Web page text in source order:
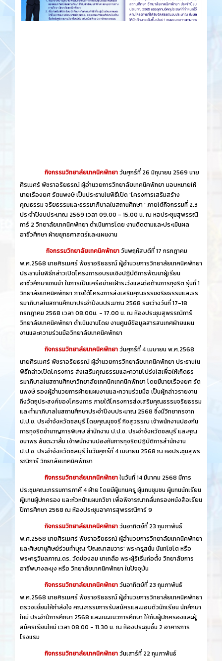
กิจกรรมวิทยาลัยเทคนิคพัทยาวันศุกร์​ที่ 26 ​มิถุนายน​ 2569 นาย
ศิรเมศร์ พัชราอริยธรณ์ ผู้อำนวยการวิทยาลัยเทคนิคพัทยา มอบหมายให้
นายเรืองยศ รัตนพงษ์ เป็นประธานในพิธีเปิด 'โครงการเสริมสร้าง
คุณธรรม จริยธรรมและธรรมาภิบาลในสถานศึกษา ' ภายใต้กิจกรรมที่ 2.3
ประจำปีงบประมาณ 2569 เวลา 09.00 - 15.00 น. ณ หอประชุมสุพรรณิ
การ์ 2 วิทยาลัยเทคนิคพัทยา ดำเนินการโดย งานติดตามและประเมินผล
อาชีวศึกษา ฝ่ายยุทธศาสตร์และแผนงาน
กิจกรรมวิทยาลัยเทคนิคพัทยาวันพฤหัสบดีที่ 17 กรกฎาคม
พ.ศ.2568 นายศิรเมศร์ พัชราอริยธรณ์ ผู้อำนวยการวิทยาลัยเทคนิคพัทยา
ประธานในพิธีกล่าวเปิดโครงการอบรมเชิงปฏิบัติการพัฒนาผู้เรียน
อาชีวศึกษาแกนนำ ในการเป็นเครือข่ายเฝ้าระวังและต่อต้านการทุจริต รุ่นที่ 1
วิทยาลัยเทคนิคพัทยา ภายใต้โครงการส่งเสริมคุณธรรมจริยธรรมและธร
รมาภิบาลในสถานศึกษาประจำปีงบประมาณ 2568 ระหว่างวันที่ 17-18
กรกฎาคม 2568 เวลา 08.00น. - 17.00 น. ณ ห้องประชุมสุพรรณิการ์
วิทยาลัยเทคนิคพัทยา ดำเนินงานโดย งานศูนย์ข้อมูลสารสนเทศฝ่ายแผน
งานและความร่วมมือวิทยาลัยเทคนิคพัทยา
กิจกรรมวิทยาลัยเทคนิคพัทยาวันศุกร์ที่ 4 เมษายน พ.ศ.2568
นายศิรเมศร์ พัชราอริยธรณ์ ผู้อำนวยการวิทยาลัยเทคนิคพัทยา ประธานใน
พิธีกล่าวเปิดโครงการ ส่งเสริมคุณธรรมและความโปร่งใสเพื่อให้เกิดธร
รมาภิบาลในสถานศึกษาวิทยาลัยเทคนิคเทคนิคพัทยา โดยมีนายเรืองยศ รัต
นพงษ์ รองผู้อำนวยการฝ่ายแผนงานและความร่วมมือ เป็นผู้กล่าวรายงาน
ถึงวัตถุประสงค์ของโครงการ ภายใต้โครงการส่งเสริมคุณธรรมจริยธรรม
และทำมาภิบาลในสถานศึกษาประจำปีงบประมาณ 2568 ซึ่งมีวิทยากรจาก
ป.ป.ช. ประจำจังหวัดชลบุรี โดยคุณนุชจรี กิจสุวรรณ เจ้าพนักงานปองกัน
การทุจริตชำนาญการพิเศษ สำนักงาน ป.ป.ช. ประจำจังหวัดชลบุรี และคุณ
ชนาพร สันตะวาลิ้ม เจ้าพนักงานปองกันการทุจริตปฏิบัติการสำนักงาน
ป.ป.ช. ประจำจังหวัดชลบุรี ในวันศุกร์ที่ 4 เมษายน 2568 ณ หอประชุมสุพร
รณิการ์ วิทยาลัยเทคนิคพัทยา
กิจกรรมวิทยาลัยเทคนิคพัทยาในวันที่ 14 มีนาคม 2568 มีการ
ประชุมคณะกรรมการภาคี 4 ฝ่าย โดยมีผู้แทนครู ผู้แทนชุมชน ผู้แทนนักเรียน
ผู้แทนผู้ปกครอง และหัวหน้าแผนกวิชา เพื่อพิจารณากลั่นกรองหนังสือเรียน
ปีการศึกษา 2568 ณ ห้องประชุมอาคารสุพรรณิการ์ 9
กิจกรรมวิทยาลัยเทคนิคพัทยาวันอาทิตย์ที่ 23 กุมภาพันธ์
พ.ศ.2568 นายศิรเมศร์ พัชราอริยธรณ์ ผู้อำนวยการวิทยาลัยเทคนิคพัทยา
และศิษยานุศิษย์ร่วมทำบุญ 'ปัญญาสมวาร' พระครูสนั่น นันทโชโต หรือ
พระครูวิมลภาณ,ดร. วัดช่องลม นาเกลือ พระผู้ริเริ่มก่อตั้ง วิทยาลัยการ
อาชีพบางละมุง หรือ วิทยาลัยเทคนิคพัทยา ในปัจจุบัน
กิจกรรมวิทยาลัยเทคนิคพัทยาวันอาทิตย์ที่ 23 กุมภาพันธ์
พ.ศ.2568 นายศิรเมศร์ พัชราอริยธรณ์ ผู้อำนวยการวิทยาลัยเทคนิคพัทยา
ตรวจเยี่ยมให้กำลังใจ คณะกรรมการรับสมัครและมอบตัวนักเรียน นักศึกษา
ใหม่ ประจำปีการศึกษา 2568 และแนะแนวการศึกษา ให้กับผู้ปกครองและผู้
สมัครเรียนใหม่ เวลา 08.00 - 11.30 น. ณ ห้องประชุมชั้น 2 อาคารการ
โรงแรม
กิจกรรมวิทยาลัยเทคนิคพัทยาวันเสาร์ที่ 22 กุมภาพันธ์